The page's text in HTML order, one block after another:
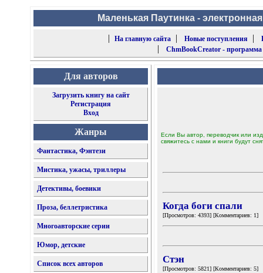
Маленькая Паутинка -
|
На главную сайта| Новые поступления |
| ChmBookCreator -
Для авторов
Загрузить книгу на сайт
Регистрация
Вход
Жанры
Фантастика, Фэнтези
Мистика, ужасы, триллеры
Детективы, боевики
Проза, беллетристика
Многоавторские серии
Юмор, детские
Список всех авторов
Если Вы автор, переводчик или
свяжитесь с нами и книги будут
Когда боги спали
[Просмотров: 4393] [Комментариев: 1]
Стэн
[Просмотров: 5821] [Комментариев: 5]